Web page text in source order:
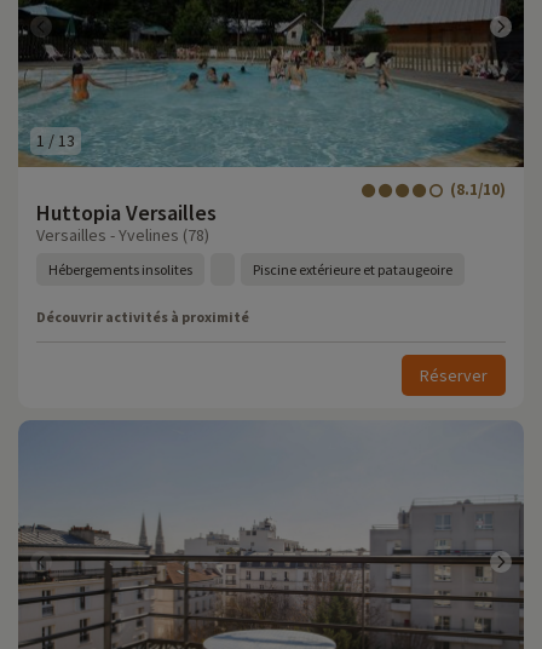
1 / 13
Huttopia Versailles
(8.1/10)
Versailles - Yvelines (78)
Hébergements insolites Piscine extérieure et pataugeoire
Découvrir activités à proximité
Réserver